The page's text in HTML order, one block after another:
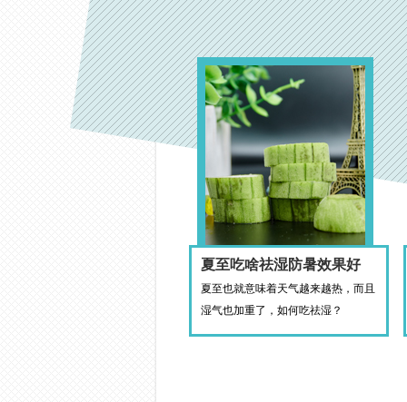
夏至吃啥祛湿防暑效果好
夏至也就意味着天气越来越热，而且
湿气也加重了，如何吃祛湿？